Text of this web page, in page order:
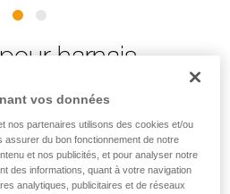
harnais
harnais NEWTON
avec des bandes rétro-
travailleur une haute visibilité,
vos données
nos partenaires utilisons des cookies et/ou
assurer du bon fonctionnement de notre
et nos publicités, et pour analyser notre
des informations, quant à votre navigation
analytiques, publicitaires et de réseaux